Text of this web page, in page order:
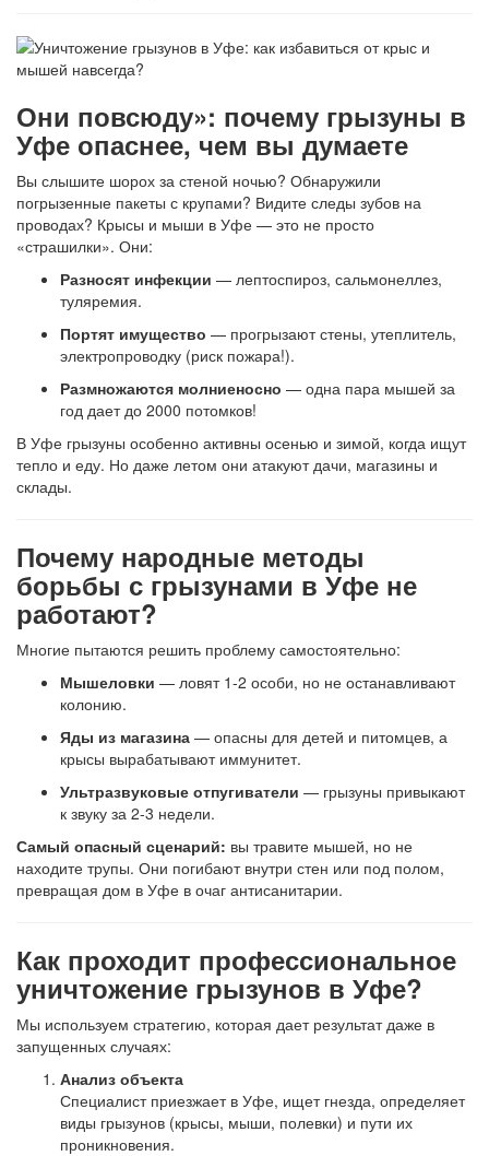
Они повсюду»: почему грызуны в
Уфе опаснее, чем вы думаете
Вы слышите шорох за стеной ночью? Обнаружили
погрызенные пакеты с крупами? Видите следы зубов на
проводах? Крысы и мыши в Уфе — это не просто
«страшилки». Они:
Разносят инфекции — лептоспироз, сальмонеллез,
туляремия.
Портят имущество — прогрызают стены, утеплитель,
электропроводку (риск пожара!).
Размножаются молниеносно — одна пара мышей за
год дает до 2000 потомков!
В Уфе грызуны особенно активны осенью и зимой, когда ищут
тепло и еду. Но даже летом они атакуют дачи, магазины и
склады.
Почему народные методы
борьбы с грызунами в Уфе не
работают?
Многие пытаются решить проблему самостоятельно:
Мышеловки — ловят 1-2 особи, но не останавливают
колонию.
Яды из магазина — опасны для детей и питомцев, а
крысы вырабатывают иммунитет.
Ультразвуковые отпугиватели — грызуны привыкают
к звуку за 2-3 недели.
Самый опасный сценарий: вы травите мышей, но не
находите трупы. Они погибают внутри стен или под полом,
превращая дом в Уфе в очаг антисанитарии.
Как проходит профессиональное
уничтожение грызунов в Уфе?
Мы используем стратегию, которая дает результат даже в
запущенных случаях:
Анализ объекта
Специалист приезжает в Уфе, ищет гнезда, определяет
виды грызунов (крысы, мыши, полевки) и пути их
проникновения.